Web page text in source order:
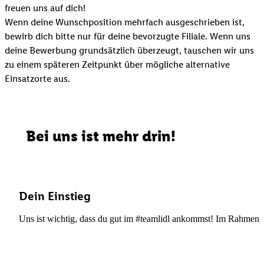
freuen uns auf dich!
Wenn deine Wunschposition mehrfach ausgeschrieben ist,
bewirb dich bitte nur für deine bevorzugte Filiale. Wenn uns
deine Bewerbung grundsätzlich überzeugt, tauschen wir uns
zu einem späteren Zeitpunkt über mögliche alternative
Einsatzorte aus.
Bei uns ist mehr drin!
Dein Einstieg
Uns ist wichtig, dass du gut im #teamlidl ankommst! Im Rahmen